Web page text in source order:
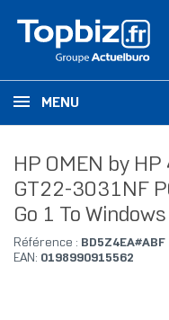
MENU
HP OMEN by
GT22-3031NF
Go 1 To
Référence : BD5Z4EA#ABF
EAN: 0198990915562